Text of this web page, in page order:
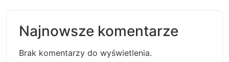
Najnowsze komentarze
Brak komentarzy do wyświetlenia.